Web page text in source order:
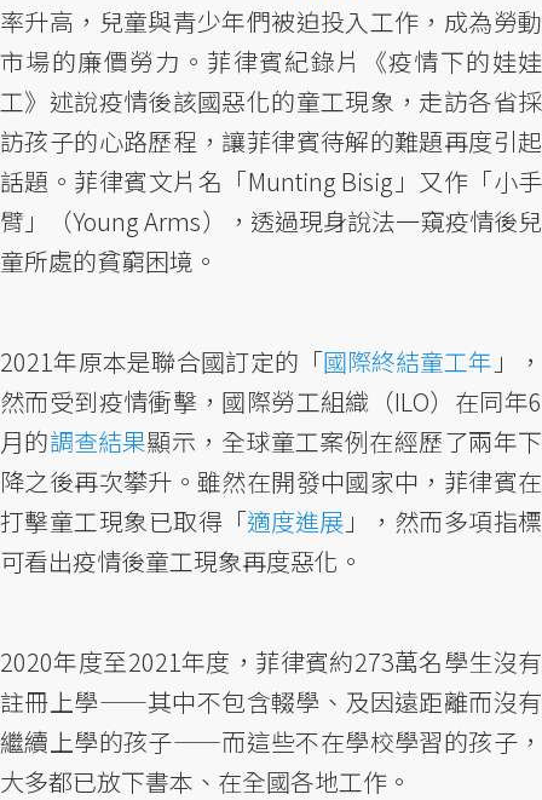
率升高，兒童與青少年們被迫投入工作，成為勞動
市場的廉價勞力。菲律賓紀錄片《疫情下的娃娃
工》述說疫情後該國惡化的童工現象，走訪各省採
訪孩子的心路歷程，讓菲律賓待解的難題再度引起
話題。菲律賓文片名「Munting Bisig」又作「小手
臂」（Young Arms），透過現身說法一窺疫情後兒
童所處的貧窮困境。
2021年原本是聯合國訂定的「國際終結童工年 」，
然而受到疫情衝擊，國際勞工組織（ILO）在同年6
月的調查結果顯示，全球童工案例在經歷了兩年下
降之後再次攀升。雖然在開發中國家中，菲律賓在
打擊童工現象已取得「適度進展 」，然而多項指標
可看出疫情後童工現象再度惡化。
2020年度至2021年度，菲律賓約273萬名學生沒有
註冊上學——其中不包含輟學、及因遠距離而沒有
繼續上學的孩子——而這些不在學校學習的孩子，
大多都已放下書本、在全國各地工作。